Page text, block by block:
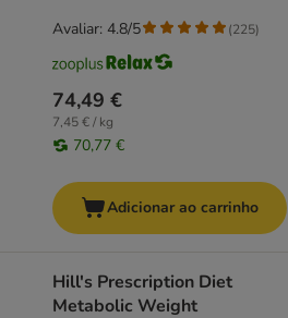
74,49 €
7,45 € / kg
70,77 €
Avaliar: 4.8/5 (225)
Adicionar ao carrinho
Hill's Prescription Diet
Metabolic Weight